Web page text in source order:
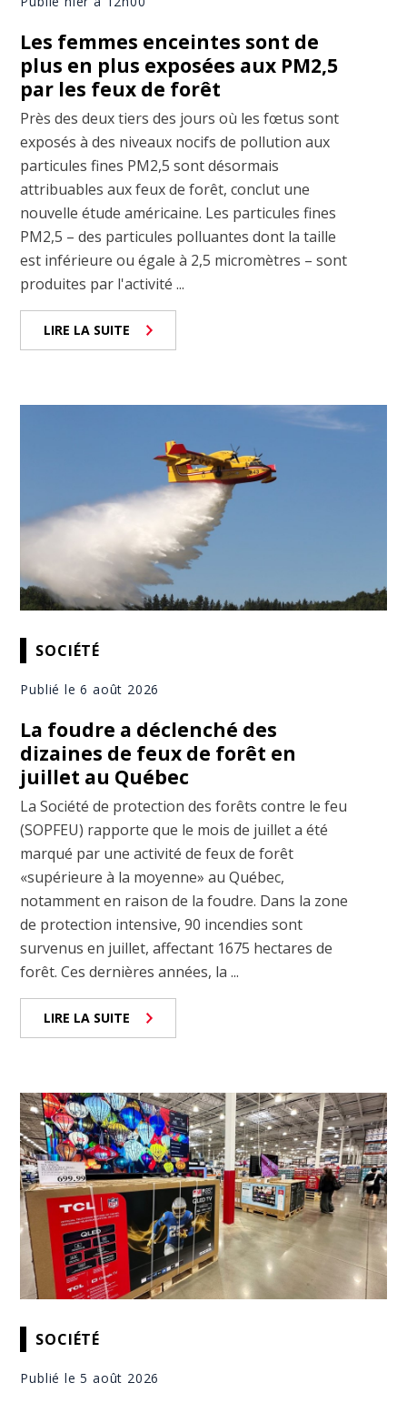
Les femmes enceintes sont de
plus en plus exposées aux PM2,5
par les feux de forêt
Près des deux tiers des jours où les fœtus sont
exposés à des niveaux nocifs de pollution aux
particules fines PM2,5 sont désormais
attribuables aux feux de forêt, conclut une
nouvelle étude américaine. Les particules fines
PM2,5 – des particules polluantes dont la taille
est inférieure ou égale à 2,5 micromètres – sont
produites par l'activité ...
LIRE LA SUITE
SOCIÉTÉ
Publié le 6 août 2026
La foudre a déclenché des
dizaines de feux de forêt en
juillet au Québec
La Société de protection des forêts contre le feu
(SOPFEU) rapporte que le mois de juillet a été
marqué par une activité de feux de forêt
«supérieure à la moyenne» au Québec,
notamment en raison de la foudre. Dans la zone
de protection intensive, 90 incendies sont
survenus en juillet, affectant 1675 hectares de
forêt. Ces dernières années, la ...
LIRE LA SUITE
SOCIÉTÉ
Publié le 5 août 2026